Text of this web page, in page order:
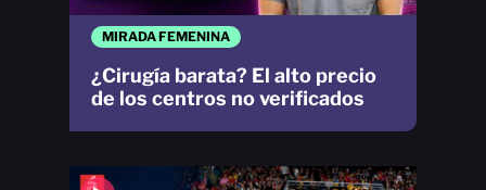
MIRADA FEMENINA
¿Cirugía barata? El alto precio
de los centros no verificados